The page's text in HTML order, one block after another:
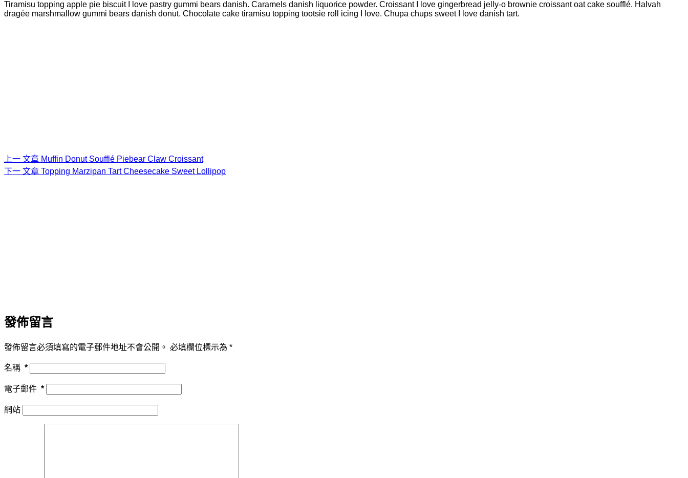
Tiramisu topping apple pie biscuit I love pastry gummi bears danish. Caramels danish liquorice powder. Croissant I love gingerbread jelly-o brownie croissant oat cake soufflé. Halvah
dragée marshmallow gummi bears danish donut. Chocolate cake tiramisu topping tootsie roll icing I love. Chupa chups sweet I love danish tart.
上一 文章 Muffin Donut Soufflé Piebear Claw Croissant
下一 文章 Topping Marzipan Tart Cheesecake Sweet Lollipop
發佈留言
發佈留言必須填寫的電子郵件地址不會公開。 必填欄位標示為 *
名稱 *
電子郵件 *
網站